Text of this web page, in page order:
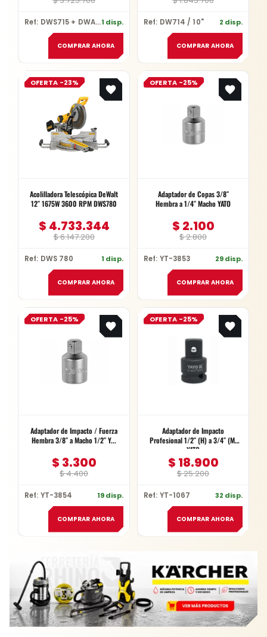
Ref: DWS715 + DWA032301 disp.
COMPRAR AHORA
Ref: DW714 / 10" 2 disp.
COMPRAR AHORA
OFERTA -23%
Acolilladora Telescópica DeWalt
12″ 1675W 3600 RPM DWS780
$6.147.200
Original
price
was:
$ 6.147.200.
$ 4.733.344
Current
price
is:
$ 4.733.344.
Ref: DWS 780 1 disp.
COMPRAR AHORA
OFERTA -25%
Adaptador de Copas 3/8″
Hembra a 1/4″ Macho YATO
$2.800
Original
price
$ 2.800.
$ 2.100
Current
price
$ 2.100.
Ref: YT-3853 29 disp.
COMPRAR AHORA
OFERTA -25%
Adaptador de Impacto / Fuerza
Hembra 3/8″ a Macho 1/2″ Y...
$4.400
Original
price
$ 4.400.
$ 3.300
Current
price
$ 3.300.
Ref: YT-3854 19 disp.
COMPRAR AHORA
OFERTA -25%
Adaptador de Impacto
Profesional 1/2″ (H) a 3/4″ (M)
YATO
$25.200
Original
price
$ 25.200.
$ 18.900
Current
price
$ 18.900.
Ref: YT-1067 32 disp.
COMPRAR AHORA